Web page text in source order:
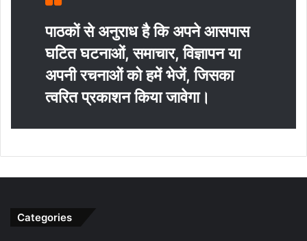
पाठकों से अनुराध है कि अपने आसपास
घटित घटनाओं, समाचार, विज्ञापन या
अपनी रचनाओं को हमें भेजें, जिसका
त्‍वरित प्रकाशन किया जावेगा।
Categories